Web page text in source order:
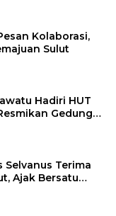
Kolaborasi,
Sulut
Hadiri HUT
Gedung
Selvanus Terima
Ajak Bersatu